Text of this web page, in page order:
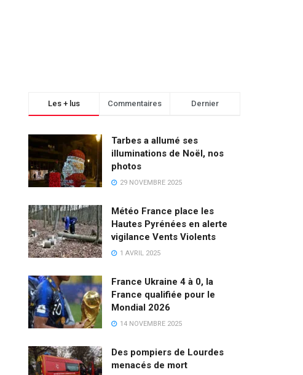
Les + lus Commentaires Dernier
Tarbes a allumé ses
illuminations de Noël, nos
photos
29 NOVEMBRE 2025
Météo France place les
Hautes Pyrénées en alerte
vigilance Vents Violents
1 AVRIL 2025
France Ukraine 4 à 0, la
France qualifiée pour le
Mondial 2026
14 NOVEMBRE 2025
Des pompiers de Lourdes
menacés de mort